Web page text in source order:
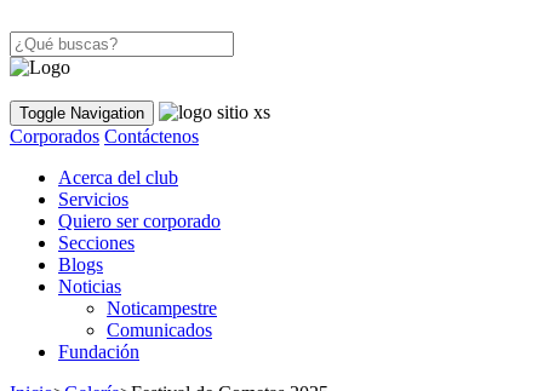
Toggle Navigation
Corporados Contáctenos
Acerca del club
Servicios
Quiero ser corporado
Secciones
Blogs
Noticias
Noticampestre
Comunicados
Fundación